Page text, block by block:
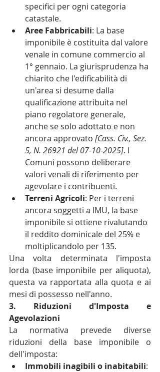
specifici per ogni categoria
catastale.
Aree Fabbricabili: La base
imponibile è costituita dal valore
venale in comune commercio al
1° gennaio. La giurisprudenza ha
chiarito che l'edificabilità di
un'area si desume dalla
qualificazione attribuita nel
piano regolatore generale,
anche se solo adottato e non
ancora approvato [Cass. Civ., Sez.
5, N. 26921 del 07-10-2025]. I
Comuni possono deliberare
valori venali di riferimento per
agevolare i contribuenti.
Terreni Agricoli: Per i terreni
ancora soggetti a IMU, la base
imponibile si ottiene rivalutando
il reddito dominicale del 25% e
moltiplicandolo per 135.
Una volta determinata l'imposta
lorda (base imponibile per aliquota),
questa va rapportata alla quota e ai
mesi di possesso nell'anno.
3. Riduzioni d'Imposta e
Agevolazioni
La normativa prevede diverse
riduzioni della base imponibile o
dell'imposta:
Immobili inagibili o inabitabili: